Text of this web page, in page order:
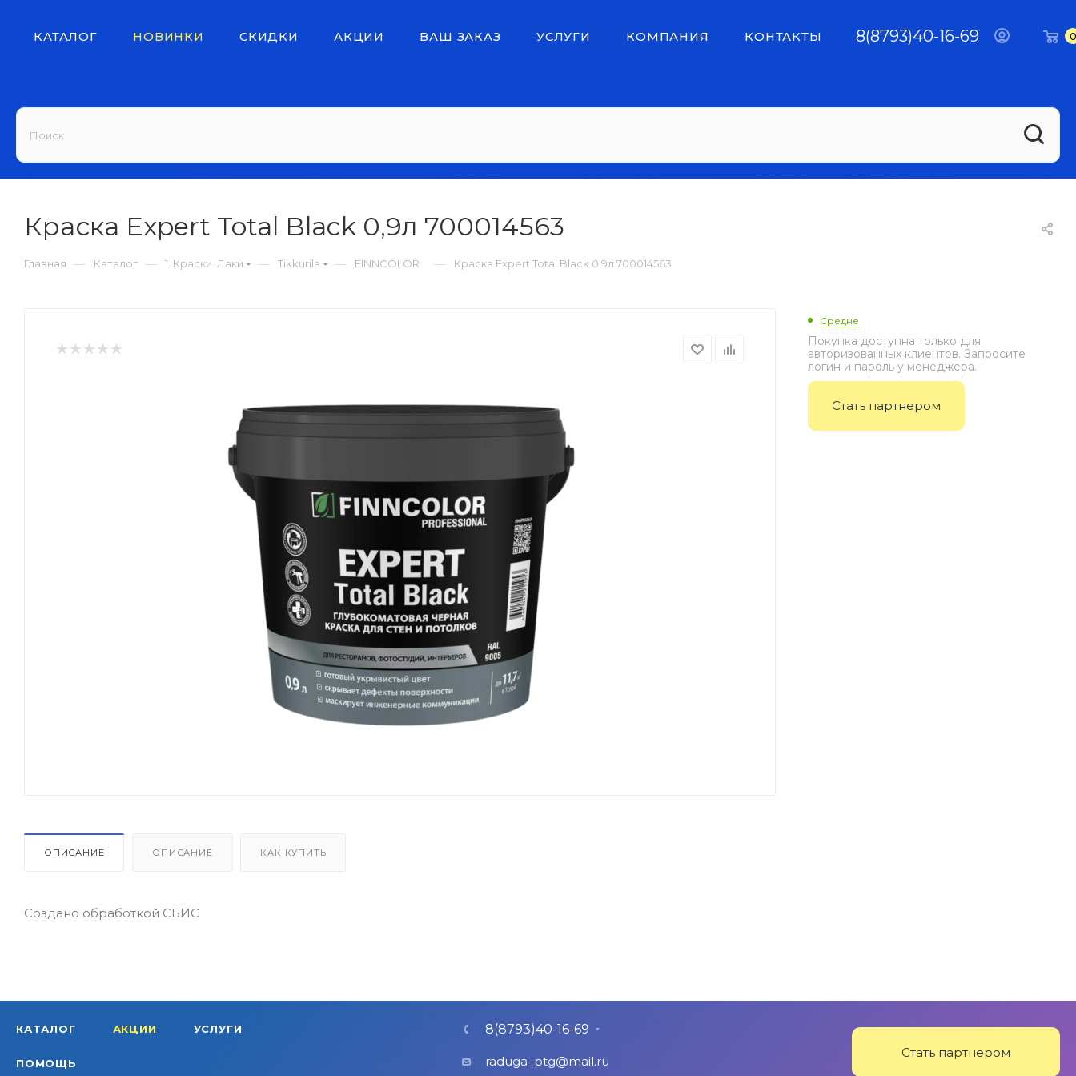
8(8793)40-16-69
КАТАЛОГ НОВИНКИ СКИДКИ АКЦИИ ВАШ ЗАКАЗ УСЛУГИ КОМПАНИЯ КОНТАКТЫ 0
Краска Expert Total Black 0,9л 700014563
Главная — Каталог — 1. Краски. Лаки — Tikkurila — FINNCOLOR — Краска Expert Total Black 0,9л 700014563
ОПИСАНИЕ ОПИСАНИЕ КАК КУПИТЬ
Создано обработкой СБИС
Средне
Покупка доступна только для
авторизованных клиентов. Запросите
логин и пароль у менеджера.
Стать партнером
КАТАЛОГ АКЦИИ УСЛУГИ
ПОМОЩЬ
8(8793)40-16-69
raduga_ptg@mail.ru
Стать партнером